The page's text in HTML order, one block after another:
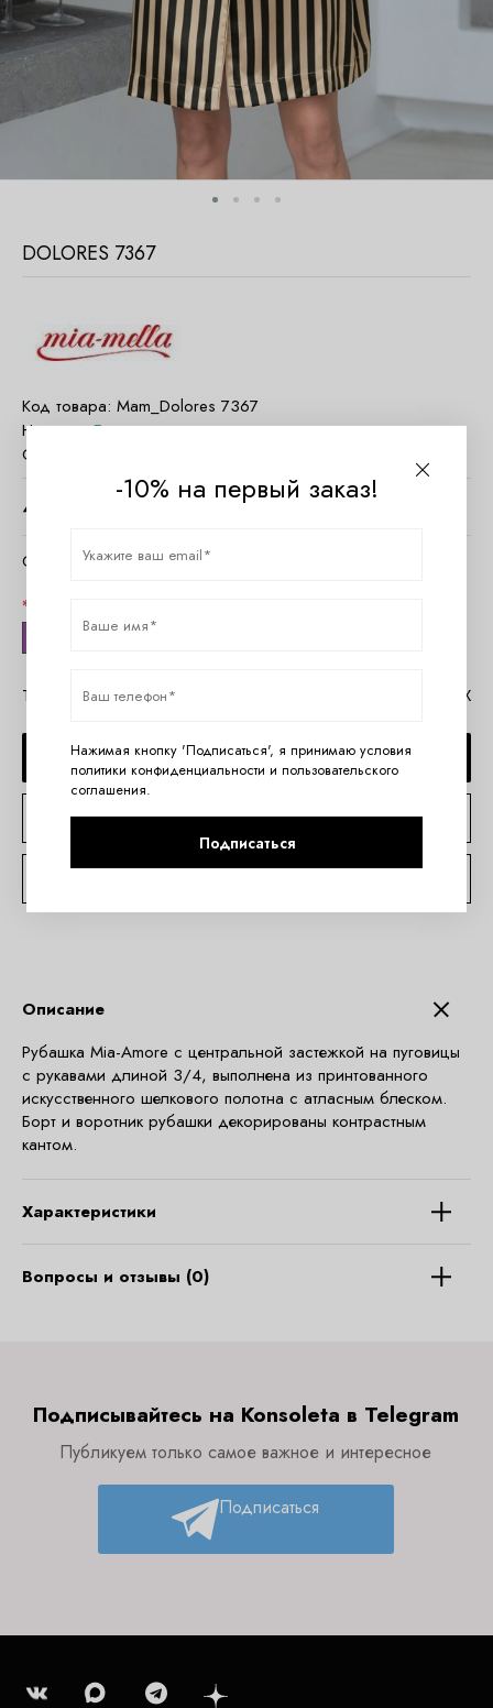
DOLORES 7367
Код товара: Mam_Dolores 7367
Наличие:Есть в наличии
Страна:
4060
Очистить параметры
Таблица размеров Mia-Mella Помощь в MAX
ДОБАВИТЬ В КОРЗИНУ
КУПИТЬ В 1 КЛИК
Описание
Рубашка Mia-Amore с центральной застежкой на пуговицы
с рукавами длиной 3/4, выполнена из принтованного
искусственного шелкового полотна с атласным блеском.
Борт и воротник рубашки декорированы контрастным
кантом.
Характеристики
Вопросы и отзывы (0)
Подписывайтесь на Konsoleta в Telegram
Публикуем только самое важное и интересное
Подписаться
-10% на первый заказ!
Нажимая кнопку 'Подписаться', я принимаю условия
политики конфиденциальности и пользовательского
соглашения.
Подписаться